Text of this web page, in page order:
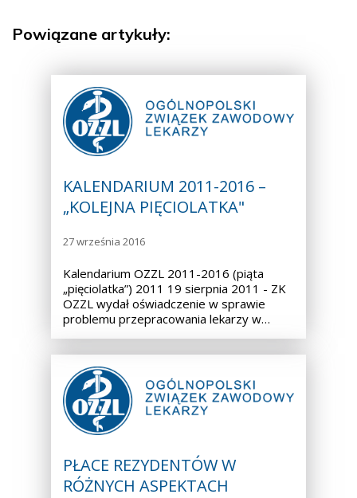
Powiązane artykuły:
KALENDARIUM 2011-2016 –
„KOLEJNA PIĘCIOLATKA"
27 września 2016
Kalendarium OZZL 2011-2016 (piąta
„pięciolatka”) 2011 19 sierpnia 2011 - ZK
OZZL wydał oświadczenie w sprawie
problemu przepracowania lekarzy w…
PŁACE REZYDENTÓW W
RÓŻNYCH ASPEKTACH